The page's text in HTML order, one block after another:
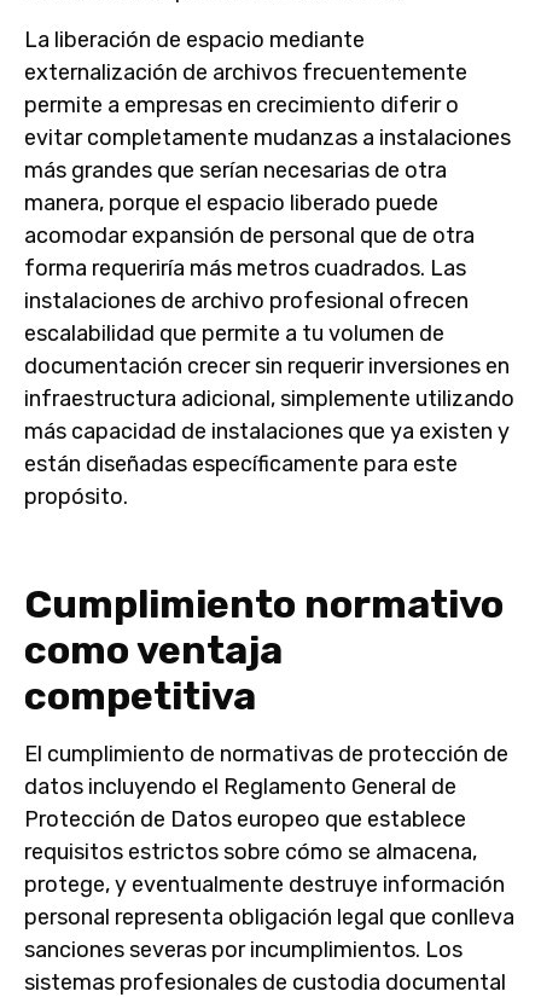
La liberación de espacio mediante
externalización de archivos frecuentemente
permite a empresas en crecimiento diferir o
evitar completamente mudanzas a instalaciones
más grandes que serían necesarias de otra
manera, porque el espacio liberado puede
acomodar expansión de personal que de otra
forma requeriría más metros cuadrados. Las
instalaciones de archivo profesional ofrecen
escalabilidad que permite a tu volumen de
documentación crecer sin requerir inversiones en
infraestructura adicional, simplemente utilizando
más capacidad de instalaciones que ya existen y
están diseñadas específicamente para este
propósito.
Cumplimiento normativo
como ventaja
competitiva
El cumplimiento de normativas de protección de
datos incluyendo el Reglamento General de
Protección de Datos europeo que establece
requisitos estrictos sobre cómo se almacena,
protege, y eventualmente destruye información
personal representa obligación legal que conlleva
sanciones severas por incumplimientos. Los
sistemas profesionales de custodia documental